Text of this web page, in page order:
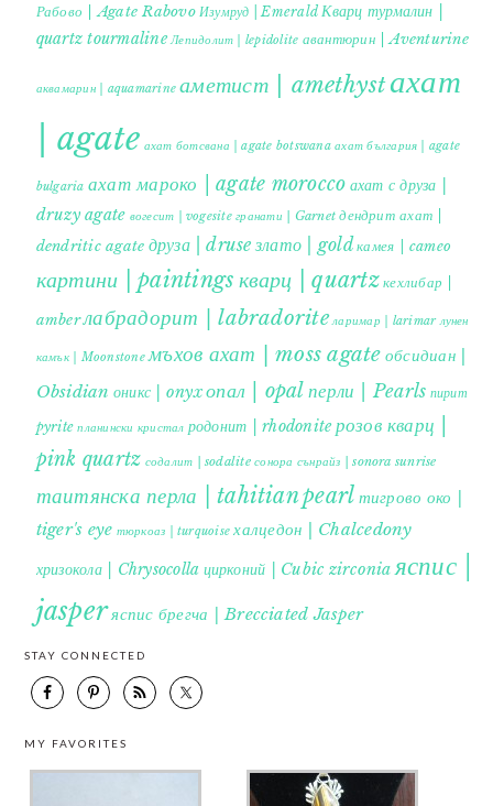
Рабово | Agate Rabovo Изумруд | Emerald Кварц турмалин |
quartz tourmaline Лепидолит | lepidolite авантюрин | Aventurine
аквамарин | aquamarine аметист | amethystахат
| agate ахат ботсвана | agate botswana ахат българия | agate
bulgaria ахат мароко | agate morocco ахат с друза |
druzy agate вогесит | vogesite гранати | Garnet дендрит ахат |
dendritic agate друза | druse злато | gold камея | cameo
картини | paintings кварц | quartzкехлибар |
amberлабрадорит | labradorite ларимар | larimar лунен
камък | Moonstone мъхов ахат | moss agate обсидиан |
Obsidian оникс | onyxопал | opal перли | Pearls пирит |
pyrite планински кристал родонит | rhodonite розов кварц |
pink quartz содалит | sodalite сонора сънрайз | sonora sunrise
таитянска перла | tahitian pearl тигрово око |
tiger's eye тюркоаз | turquoise халцедон | Chalcedony
хризокола | Chrysocolla цирконий | Cubic zirconia яспис |
jasperяспис брегча | Brecciated Jasper
STAY CONNECTED
MY FAVORITES